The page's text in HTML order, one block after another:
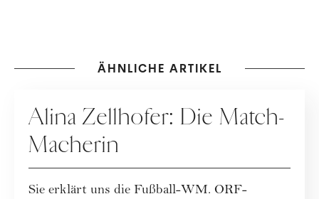
ÄHNLICHE ARTIKEL
Alina Zellhofer: Die Match-
Macherin
Sie erklärt uns die Fußball-WM. ORF-